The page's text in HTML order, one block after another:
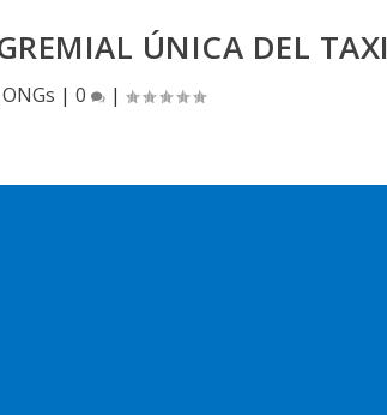
ÚNICA DEL TAXI
ONGs |0 |